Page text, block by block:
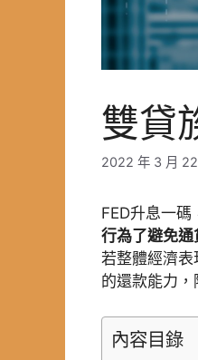
雙貸
2022 年 3 月 22
FED升息一
行為了避免通
若整體經濟
的還款能力，
內容目錄